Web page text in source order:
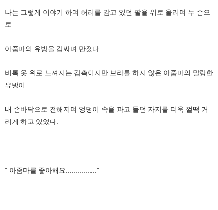
나는 그렇게 이야기 하며 허리를 감고 있던 팔을 위로 올리며 두 손으
로
아줌마의 유방을 감싸며 만졌다.
비록 옷 위로 느껴지는 감촉이지만 브라를 하지 않은 아줌마의 말랑한
유방이
내 손바닥으로 전해지며 엉덩이 속을 파고 들던 자지를 더욱 껄떡 거
리게 하고 있었다.
" 아줌마를 좋아해요................"